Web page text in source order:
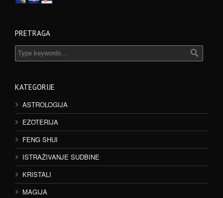
PRETRAGA
KATEGORIJE
ASTROLOGIJA
EZOTERIJA
FENG SHUI
ISTRAŽIVANJE SUDBINE
KRISTALI
MAGIJA